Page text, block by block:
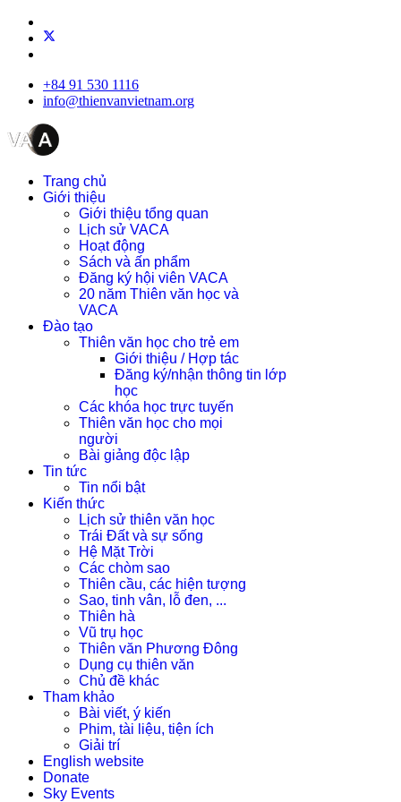
+84 91 530 1116
info@thienvanvietnam.org
Trang chủ
Giới thiệu
Giới thiệu tổng quan
Lịch sử VACA
Hoạt động
Sách và ấn phẩm
Đăng ký hội viên VACA
20 năm Thiên văn học và
VACA
Đào tạo
Thiên văn học cho trẻ em
Giới thiệu / Hợp tác
Đăng ký/nhận thông tin lớp
học
Các khóa học trực tuyến
Thiên văn học cho mọi
người
Bài giảng độc lập
Tin tức
Tin nổi bật
Kiến thức
Lịch sử thiên văn học
Trái Đất và sự sống
Hệ Mặt Trời
Các chòm sao
Thiên cầu, các hiện tượng
Sao, tinh vân, lỗ đen, ...
Thiên hà
Vũ trụ học
Thiên văn Phương Đông
Dụng cụ thiên văn
Chủ đề khác
Tham khảo
Bài viết, ý kiến
Phim, tài liệu, tiện ích
Giải trí
English website
Donate
Sky Events